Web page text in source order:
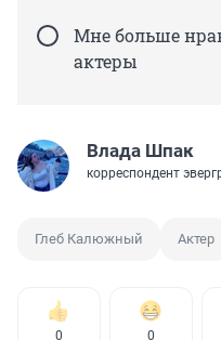
Мне больше
актеры
Влада Шпак
корреспондент
Глеб Калюжный Актер
0 0